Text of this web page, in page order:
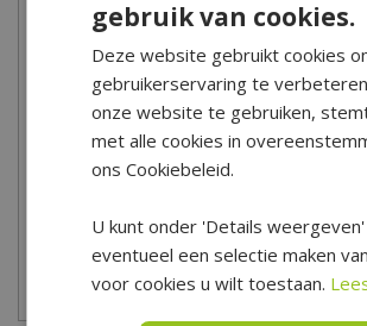
Geef je tuinplanten, het gras en de moestuin
voor een optimale groei en bloei! Begin
voorjaar voor een goede start! Heb je advies
van plant verzorgingsproducten? Onze
je graag! Kom eens langs in ons
advies! Tuincentrum De Boet is gelegen in
Alkmaar.
Bekijk hier onze openingstijden
gebruik van cookies.
Deze website gebruikt cookies
gebruikerservaring te
onze website te gebruiken,
met alle cookies in
ons Cookiebeleid.
U kunt onder 'Details weergeven'
eventueel een selectie maken
voor cookies u wilt toestaan.